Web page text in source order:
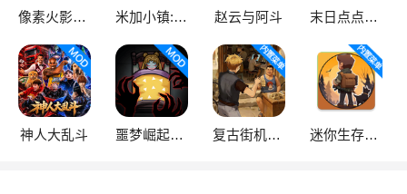
像素火影次世代 米加小镇:世界 赵云与阿斗 末日点点（辅助菜单）
神人大乱斗 噩梦崛起：生存 复古街机大亨 迷你生存僵尸大战魔改版